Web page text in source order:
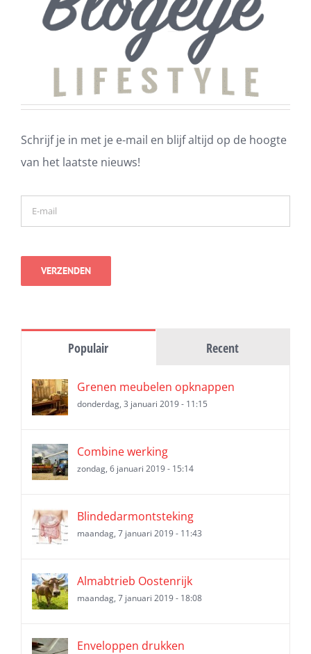
Schrijf je in met je e-mail en blijf altijd op de hoogte
van het laatste nieuws!
Populair Recent
Grenen meubelen opknappen
donderdag, 3 januari 2019 - 11:15
Combine werking
zondag, 6 januari 2019 - 15:14
Blindedarmontsteking
maandag, 7 januari 2019 - 11:43
Almabtrieb Oostenrijk
maandag, 7 januari 2019 - 18:08
Enveloppen drukken